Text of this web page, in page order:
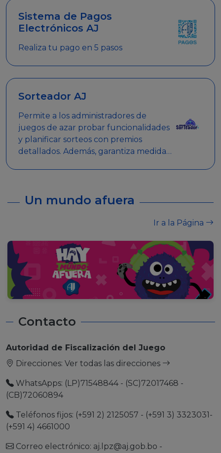
Sistema de Pagos
Electrónicos AJ
Realiza tu pago en 5 pasos
Sorteador AJ
Permite a los administradores de
juegos de azar probar funcionalidades
y planificar sorteos con premios
detallados. Además, garantiza medidas
Un mundo afuera
Ir a la Página
Contacto
Autoridad de Fiscalización del Juego
Direcciones: Ver todas las direcciones
WhatsApps: (LP)71548844 - (SC)72017468 -
(CB)72060894
Teléfonos fijos: (+591 2) 2125057 - (+591 3) 3323031-
(+591 4) 4661000
Correo electrónico: aj.lpz@aj.gob.bo -